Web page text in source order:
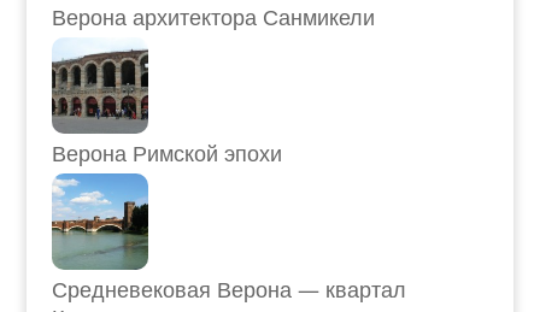
Верона архитектора Санмикели
Верона Римской эпохи
Средневековая Верона — квартал